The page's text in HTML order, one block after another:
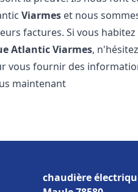
Viarmes et nous
factures. Si vous
AtlanticViarmes,
vous fournir des
maintenant
chaudière